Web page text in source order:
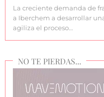
La creciente demanda de
a Iberchem a desarrollar
agiliza el proceso…